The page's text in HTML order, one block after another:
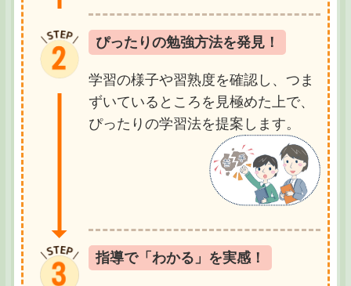
ぴったりの勉強方法を発見！
学習の様子や習熟度を確認し、つま
ずいているところを見極めた上で、
ぴったりの学習法を提案します。
指導で「わかる」を実感！